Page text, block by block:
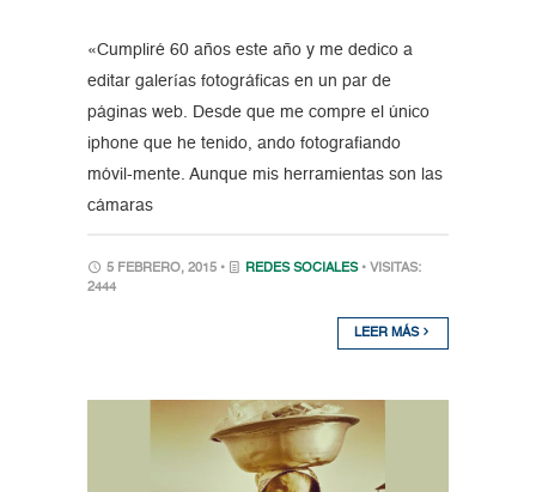
«Cumpliré 60 años este año y me dedico a
editar galerías fotográficas en un par de
páginas web. Desde que me compre el único
iphone que he tenido, ando fotografiando
móvil-mente. Aunque mis herramientas son las
cámaras
5 FEBRERO, 2015 • REDES SOCIALES • VISITAS:
2444
LEER MÁS